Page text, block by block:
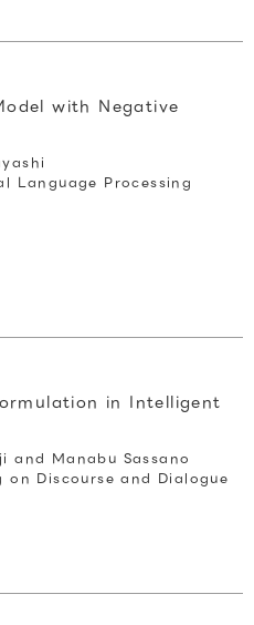
with Negative
Language Processing
in Intelligent
and Manabu Sassano
Discourse and Dialogue